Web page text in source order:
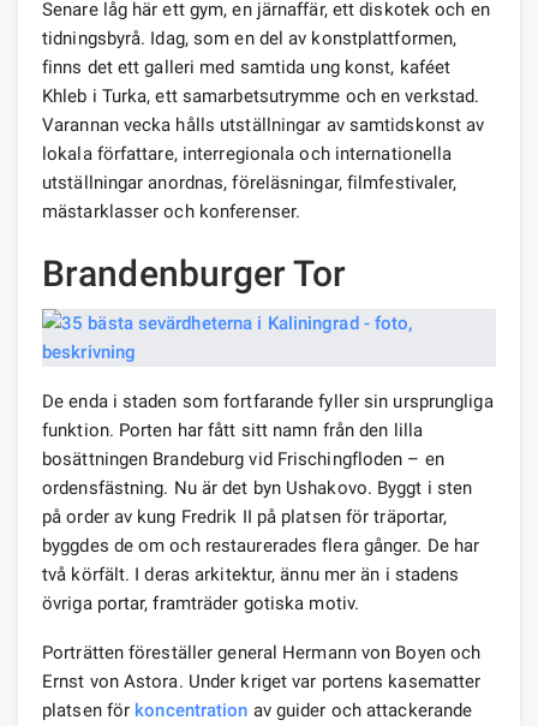
Senare låg här ett gym, en järnaffär, ett diskotek och en
tidningsbyrå. Idag, som en del av konstplattformen,
finns det ett galleri med samtida ung konst, kaféet
Khleb i Turka, ett samarbetsutrymme och en verkstad.
Varannan vecka hålls utställningar av samtidskonst av
lokala författare, interregionala och internationella
utställningar anordnas, föreläsningar, filmfestivaler,
mästarklasser och konferenser.
Brandenburger Tor
De enda i staden som fortfarande fyller sin ursprungliga
funktion. Porten har fått sitt namn från den lilla
bosättningen Brandeburg vid Frischingfloden – en
ordensfästning. Nu är det byn Ushakovo. Byggt i sten
på order av kung Fredrik II på platsen för träportar,
byggdes de om och restaurerades flera gånger. De har
två körfält. I deras arkitektur, ännu mer än i stadens
övriga portar, framträder gotiska motiv.
Porträtten föreställer general Hermann von Boyen och
Ernst von Astora. Under kriget var portens kasematter
platsen för koncentration av guider och attackerande